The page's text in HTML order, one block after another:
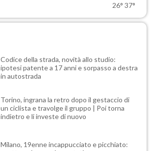
26° 37°
Codice della strada, novità allo studio:
ipotesi patente a 17 anni e sorpasso a destra
in autostrada
Torino, ingrana la retro dopo il gestaccio di
un ciclista e travolge il gruppo | Poi torna
indietro e li investe di nuovo
Milano, 19enne incappucciato e picchiato: